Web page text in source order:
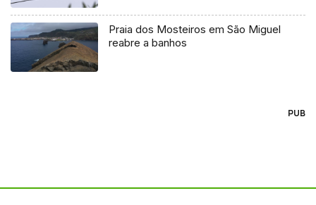
Praia dos Mosteiros em São Miguel
reabre a banhos
PUB